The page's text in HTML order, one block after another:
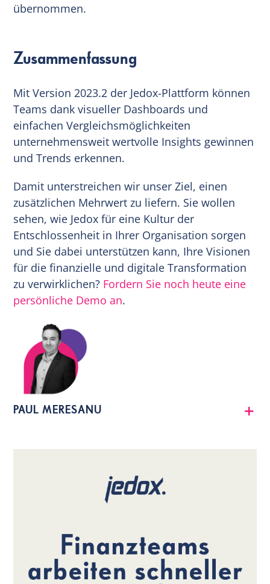
übernommen.
Zusammenfassung
Mit Version 2023.2 der Jedox-Plattform können
Teams dank visueller Dashboards und
einfachen Vergleichsmöglichkeiten
unternehmensweit wertvolle Insights gewinnen
und Trends erkennen.
Damit unterstreichen wir unser Ziel, einen
zusätzlichen Mehrwert zu liefern. Sie wollen
sehen, wie Jedox für eine Kultur der
Entschlossenheit in Ihrer Organisation sorgen
und Sie dabei unterstützen kann, Ihre Visionen
für die finanzielle und digitale Transformation
zu verwirklichen? Fordern Sie noch heute eine
persönliche Demo an.
PAUL MERESANU